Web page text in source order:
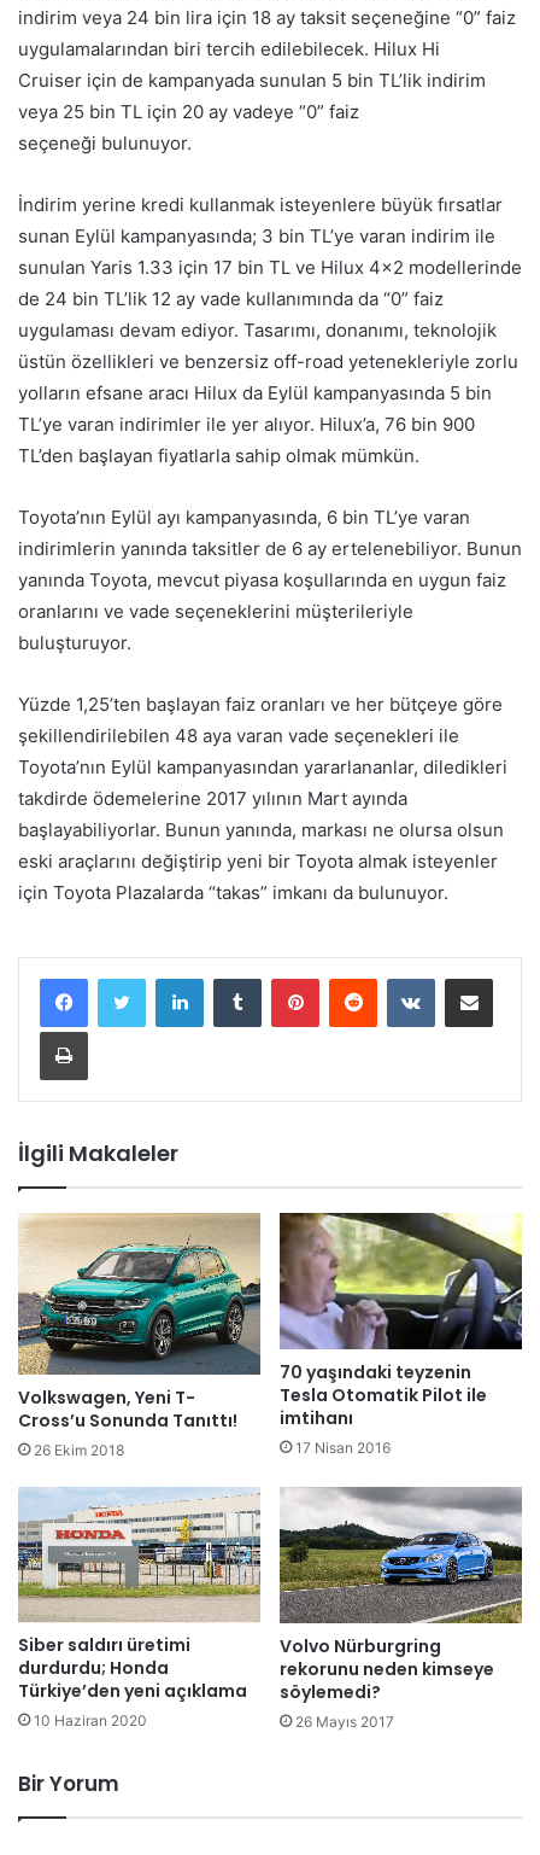
indirim veya 24 bin lira için 18 ay taksit seçeneğine “0” faiz
uygulamalarından biri tercih edilebilecek. Hilux Hi
Cruiser için de kampanyada sunulan 5 bin TL’lik indirim
veya 25 bin TL için 20 ay vadeye “0” faiz
seçeneği bulunuyor.
İndirim yerine kredi kullanmak isteyenlere büyük fırsatlar
sunan Eylül kampanyasında; 3 bin TL’ye varan indirim ile
sunulan Yaris 1.33 için 17 bin TL ve Hilux 4×2 modellerinde
de 24 bin TL’lik 12 ay vade kullanımında da “0” faiz
uygulaması devam ediyor. Tasarımı, donanımı, teknolojik
üstün özellikleri ve benzersiz off-road yetenekleriyle zorlu
yolların efsane aracı Hilux da Eylül kampanyasında 5 bin
TL’ye varan indirimler ile yer alıyor. Hilux’a, 76 bin 900
TL’den başlayan fiyatlarla sahip olmak mümkün.
Toyota’nın Eylül ayı kampanyasında, 6 bin TL’ye varan
indirimlerin yanında taksitler de 6 ay ertelenebiliyor. Bunun
yanında Toyota, mevcut piyasa koşullarında en uygun faiz
oranlarını ve vade seçeneklerini müşterileriyle
buluşturuyor.
Yüzde 1,25’ten başlayan faiz oranları ve her bütçeye göre
şekillendirilebilen 48 aya varan vade seçenekleri ile
Toyota’nın Eylül kampanyasından yararlananlar, diledikleri
takdirde ödemelerine 2017 yılının Mart ayında
başlayabiliyorlar. Bunun yanında, markası ne olursa olsun
eski araçlarını değiştirip yeni bir Toyota almak isteyenler
için Toyota Plazalarda “takas” imkanı da bulunuyor.
İlgili Makaleler
Volkswagen, Yeni T-
Cross’u Sonunda Tanıttı!
26 Ekim 2018
70 yaşındaki teyzenin
Tesla Otomatik Pilot ile
imtihanı
17 Nisan 2016
Siber saldırı üretimi
durdurdu; Honda
Türkiye’den yeni açıklama
10 Haziran 2020
Volvo Nürburgring
rekorunu neden kimseye
söylemedi?
26 Mayıs 2017
Bir Yorum